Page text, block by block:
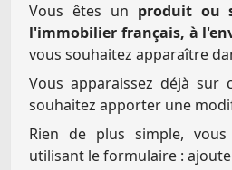
Vous êtes un produit ou
l'immobilier français, à
vous souhaitez apparaître
Vous apparaissez déjà sur
souhaitez apporter une
Rien de plus simple,
utilisant le formulaire :